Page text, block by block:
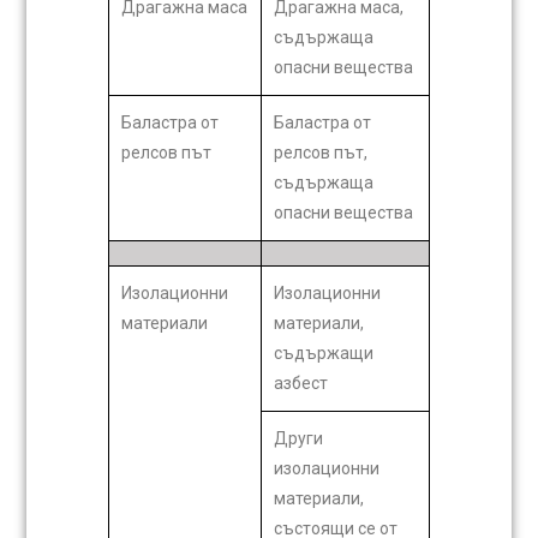
Драгажна маса
Драгажна маса,
съдържаща
опасни вещества
Баластра от
релсов път
Баластра от
релсов път,
съдържаща
опасни вещества
Изолационни
материали
Изолационни
материали,
съдържащи
азбест
Други
изолационни
материали,
състоящи се от